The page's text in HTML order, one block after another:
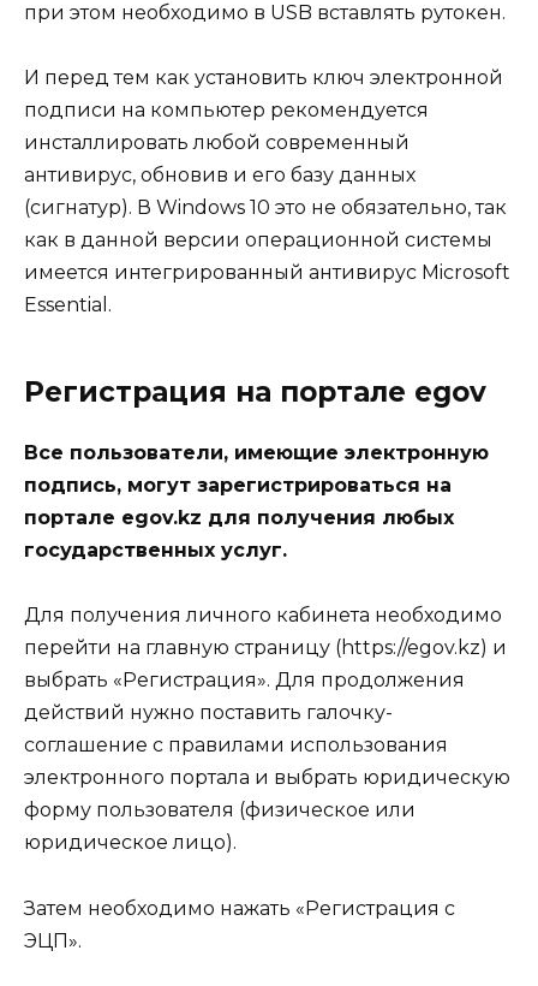
при этом необходимо в USB вставлять рутокен.
И перед тем как установить ключ электронной
подписи на компьютер рекомендуется
инсталлировать любой современный
антивирус, обновив и его базу данных
(сигнатур). В Windows 10 это не обязательно, так
как в данной версии операционной системы
имеется интегрированный антивирус Microsoft
Essential.
Регистрация на портале egov
Все пользователи, имеющие электронную
подпись, могут зарегистрироваться на
портале egov.kz для получения любых
государственных услуг.
Для получения личного кабинета необходимо
перейти на главную страницу (https://egov.kz) и
выбрать «Регистрация». Для продолжения
действий нужно поставить галочку-
соглашение с правилами использования
электронного портала и выбрать юридическую
форму пользователя (физическое или
юридическое лицо).
Затем необходимо нажать «Регистрация с
ЭЦП».